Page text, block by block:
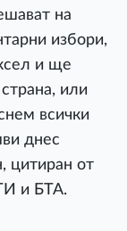
на
избори,
и ще
или
всички
днес
цитиран от
и БТА.